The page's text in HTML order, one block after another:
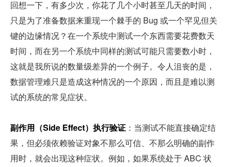
回想一下，有多少次，你花了几个小时甚至几天的时间，
只是为了准备数据来重现一个棘手的 Bug 或一个罕见但关
键的边缘情况？在一个系统中测试一个东西需要花费数天
时间，而在另一个系统中同样的测试可能只需要数小时，
这就是我所说的数量级差异的一个例子。令人沮丧的是，
数据管理难只是造成这种情况的一个原因，而且是难以测
试的系统的常见症状。
副作用（Side Effect）执行验证 ：当测试不能直接确定结
果，但必须依赖验证对象不那么可信、不那么明确的副作
用时，就会出现这种症状。例如，如果系统处于 ABC 状